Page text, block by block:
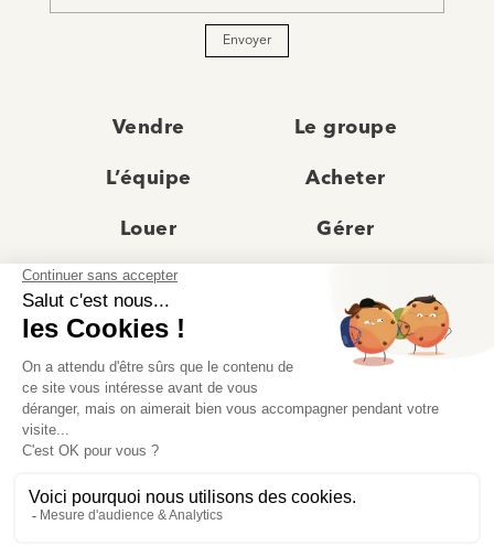
Envoyer
Vendre Le groupe
L’équipe Acheter
Louer Gérer
Actualités
Recrutement Avis clients
Prestige
© Moriss Immobilier 2025 – Tous droits réservés –
Politique de confidentialité